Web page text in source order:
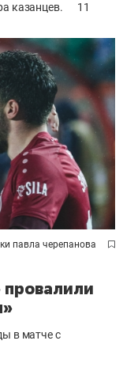
казанцев. 11
павла черепанова
в матче с